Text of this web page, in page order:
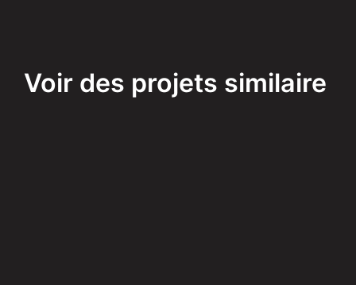
Voir des projets similaire